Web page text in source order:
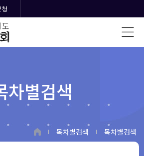
차별검색
목차별검색 목차별검색